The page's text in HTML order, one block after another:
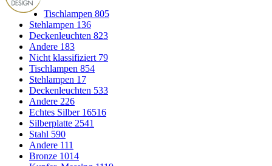
Tischlampen 805
Stehlampen 136
Deckenleuchten 823
Andere 183
Nicht klassifiziert 79
Tischlampen 854
Stehlampen 17
Deckenleuchten 533
Andere 226
Echtes Silber 16516
Silberplatte 2541
Stahl 590
Andere 111
Bronze 1014